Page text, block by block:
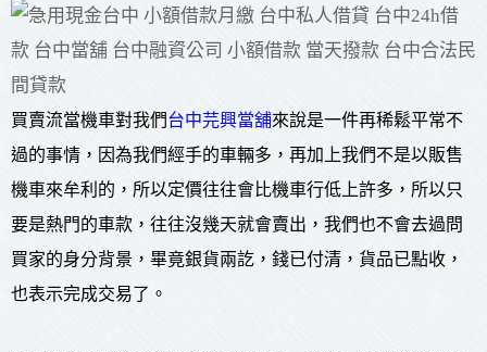
買賣流當機車對我們台中芫興當舖來說是一件再稀鬆平常不
過的事情，因為我們經手的車輛多，再加上我們不是以販售
機車來牟利的，所以定價往往會比機車行低上許多，所以只
要是熱門的車款，往往沒幾天就會賣出，我們也不會去過問
買家的身分背景，畢竟銀貨兩訖，錢已付清，貨品已點收，
也表示完成交易了。